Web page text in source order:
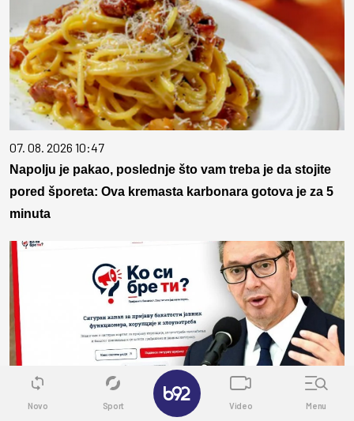
07. 08. 2026 10:47
Napolju je pakao, poslednje što vam treba je da stojite
pored šporeta: Ova kremasta karbonara gotova je za 5
minuta
Novo Sport Video Menu
✕